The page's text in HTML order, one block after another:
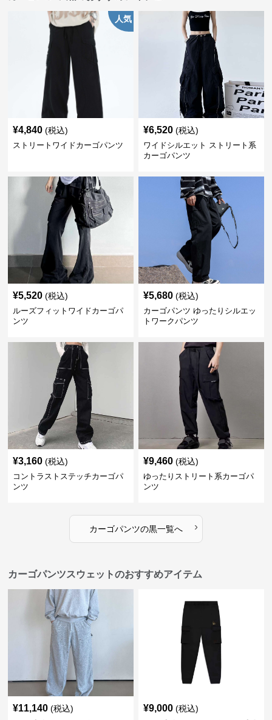
人気
¥4,840 (税込)
ストリートワイドカーゴパンツ
¥6,520 (税込)
ワイドシルエット ストリート系
カーゴパンツ
¥5,520 (税込)
ルーズフィットワイドカーゴパ
ンツ
¥5,680 (税込)
カーゴパンツ ゆったりシルエッ
トワークパンツ
¥3,160 (税込)
コントラストステッチカーゴパ
ンツ
¥9,460 (税込)
ゆったりストリート系カーゴパ
ンツ
カーゴパンツの黒一覧へ ›
カーゴパンツスウェットのおすすめアイテム
¥11,140 (税込) ¥9,000 (税込)